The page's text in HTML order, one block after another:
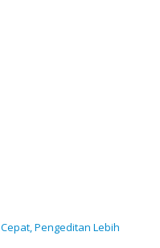
Pengeditan Lebih